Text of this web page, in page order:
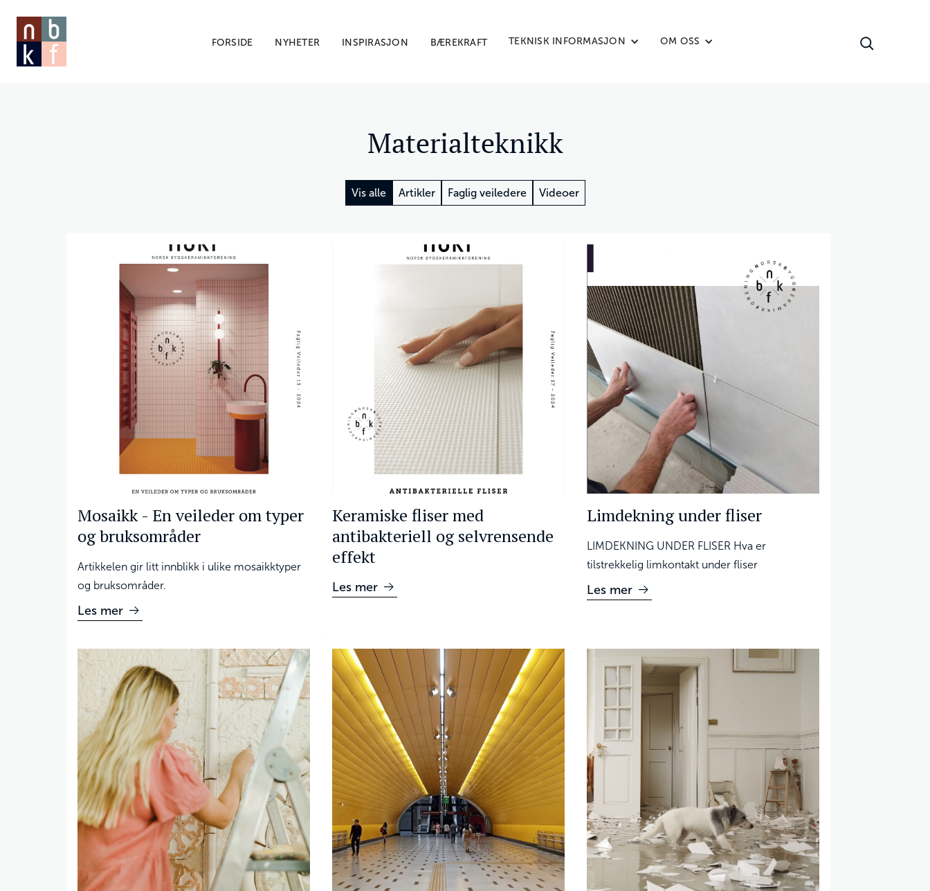
FORSIDE NYHETER INSPIRASJON BÆREKRAFT TEKNISK INFORMASJON OM OSS
Materialteknikk
Vis alle Artikler Faglig veiledere Videoer
Mosaikk - En veileder om typer
og bruksområder
Artikkelen gir litt innblikk i ulike mosaikktyper
og bruksområder.
Les mer
Keramiske fliser med
antibakteriell og selvrensende
effekt
Les mer
Limdekning under fliser
LIMDEKNING UNDER FLISER Hva er
tilstrekkelig limkontakt under fliser
Les mer